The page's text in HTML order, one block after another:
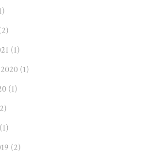
(1)
(1)
(1)
(1)
(2)